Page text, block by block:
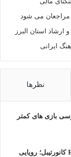
مراجعان می شود
استان البرز
نظرها
بازی های کمتر
بررسی شورولت کامارو RS کانورتیبل؛ رویایی